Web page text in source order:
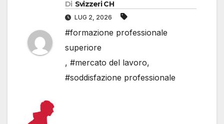
Di Svizzeri CH
LUG 2, 2026
#formazione professionale
superiore
, #mercato del lavoro,
#soddisfazione professionale